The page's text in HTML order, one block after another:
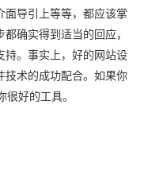
面导引上等等，都应该掌
确实得到适当的回应，
持。事实上，好的网站设
技术的成功配合。如果你
好的工具。